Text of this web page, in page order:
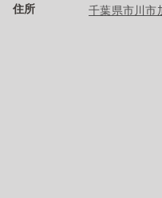
住所 千葉県市川市